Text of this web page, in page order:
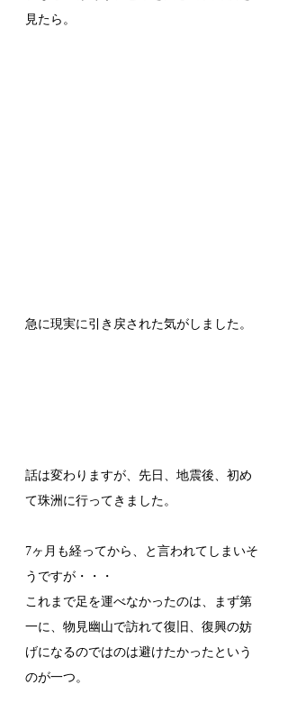
見たら。
急に現実に引き戻された気がしました。
話は変わりますが、先日、地震後、初め
て珠洲に行ってきました。
7ヶ月も経ってから、と言われてしまいそ
うですが・・・
これまで足を運べなかったのは、まず第
一に、物見幽山で訪れて復旧、復興の妨
げになるのではのは避けたかったという
のが一つ。